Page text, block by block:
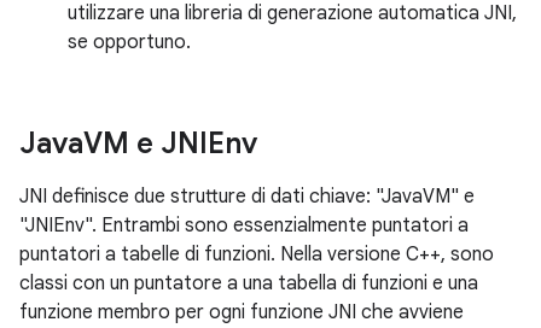
utilizzare una libreria di generazione automatica JNI,
se opportuno.
JavaVM e JNIEnv
JNI definisce due strutture di dati chiave: "JavaVM" e
"JNIEnv". Entrambi sono essenzialmente puntatori a
puntatori a tabelle di funzioni. Nella versione C++, sono
classi con un puntatore a una tabella di funzioni e una
funzione membro per ogni funzione JNI che avviene